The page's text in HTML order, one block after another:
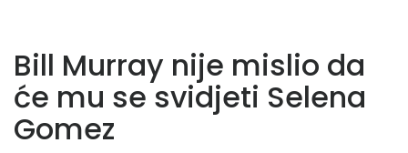
Bill Murray nije mislio da
će mu se svidjeti Selena
Gomez